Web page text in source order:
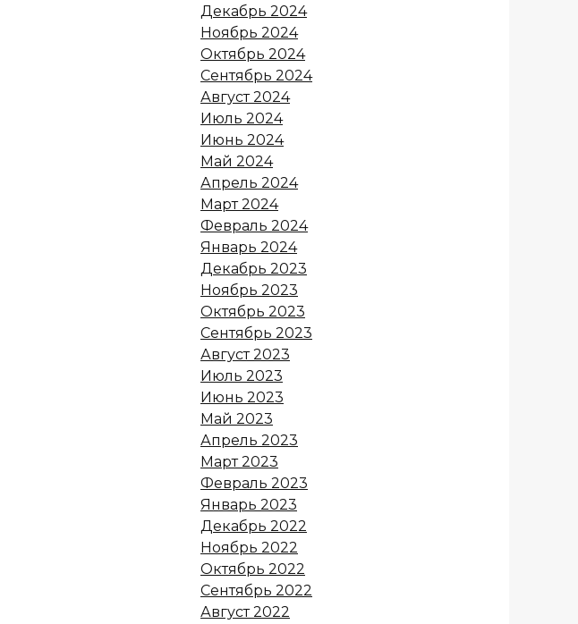
Декабрь 2024
Ноябрь 2024
Октябрь 2024
Сентябрь 2024
Август 2024
Июль 2024
Июнь 2024
Май 2024
Апрель 2024
Март 2024
Февраль 2024
Январь 2024
Декабрь 2023
Ноябрь 2023
Октябрь 2023
Сентябрь 2023
Август 2023
Июль 2023
Июнь 2023
Май 2023
Апрель 2023
Март 2023
Февраль 2023
Январь 2023
Декабрь 2022
Ноябрь 2022
Октябрь 2022
Сентябрь 2022
Август 2022